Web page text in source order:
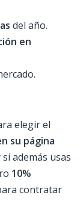
del año.
en
elegir el
su página
además usas
10%
contratar